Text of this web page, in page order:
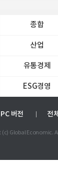
종합
산업
유통경제
ESG경영
PC 버전 전
(c) Global Economic.